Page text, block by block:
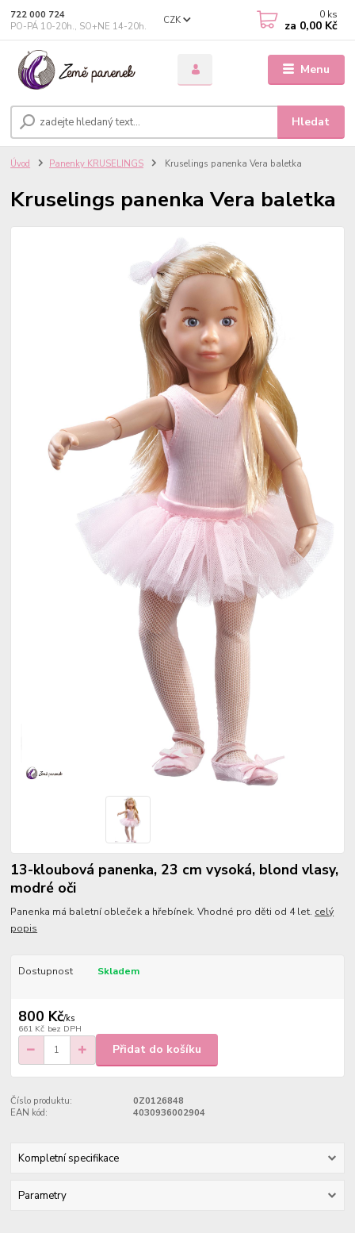
Menu
CZK
Hledat
722 000 724
PO-PÁ 10-20h., SO+NE 14-20h.
0 ks
za 0,00 Kč
Úvod Panenky KRUSELINGS Kruselings panenka Vera baletka
Kruselings panenka Vera baletka
13-kloubová panenka, 23 cm vysoká, blond vlasy,
modré oči
Panenka má baletní obleček a hřebínek. Vhodné pro děti od 4 let. celý
popis
Dostupnost Skladem
800 Kč/ks
661 Kč bez DPH
Přidat do košíku
Číslo produktu:
0Z0126848
EAN kód:
4030936002904
Kompletní specifikace
Parametry